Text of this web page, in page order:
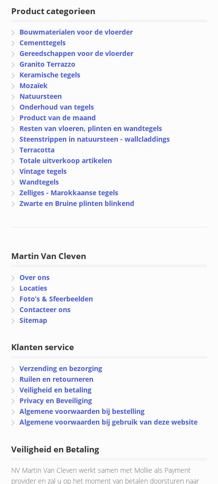
Product categorieen
Bouwmaterialen voor de vloerder
Cementtegels
Gereedschappen voor de vloerder
Granito Terrazzo
Keramische tegels
Mozaïek
Natuursteen
Onderhoud van tegels
Product van de maand
Resten van vloeren, plinten en wandtegels
Steenstrippen in natuursteen - wallcladdings
Terracotta
Totale uitverkoop artikelen
Vintage tegels
Wandtegels
Zelliges - Marokkaanse tegels
Zwarte en Bruine plinten blinkend
Martin Van Cleven
Over ons
Locaties
Foto’s & Sfeerbeelden
Contacteer ons
Sitemap
Klanten service
Verzending en bezorging
Ruilen en retourneren
Veiligheid en betaling
Privacy en Beveiliging
Algemene voorwaarden bij bestelling
Algemene voorwaarden bij gebruik van deze website
Veiligheid en Betaling
NV Martin Van Cleven werkt samen met Mollie als Payment
provider en zal u op het moment van betalen doorsturen naar